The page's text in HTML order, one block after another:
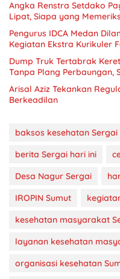
Angka Renstra Setdako
Lipat, Siapa yang
Pengurus IDCA Medan
Kegiatan Ekstra Kurikuler
Dump Truk Tertabrak
Tanpa Plang Perbaungan,
Arisal Aziz Tekankan
Berkeadilan
baksos kesehatan Sergai
berita Sergai hari ini
Desa Nagur Sergai
IROPIN Sumut
kesehatan masyarakat
layanan kesehatan
organisasi kesehatan